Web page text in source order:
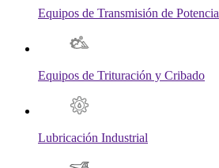
Equipos de Transmisión de Potencia
Equipos de Trituración y Cribado
Lubricación Industrial